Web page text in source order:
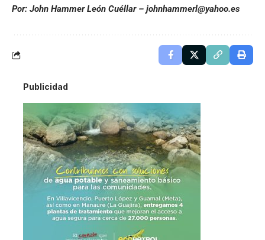
Por: John Hammer León Cuéllar – johnhammerl@yahoo.es
Publicidad